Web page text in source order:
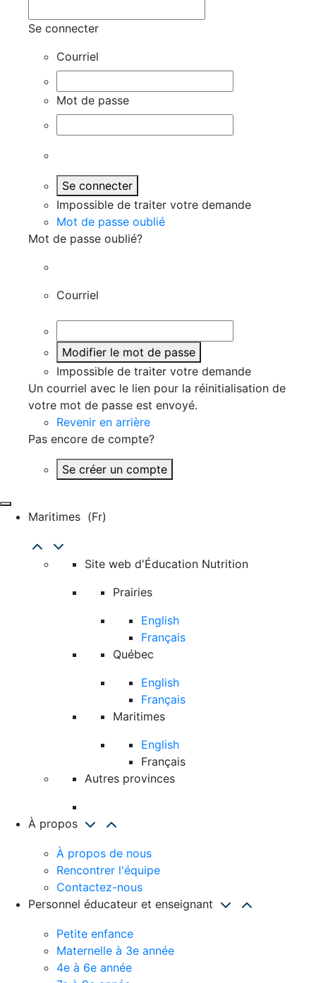
Se connecter
Courriel
Mot de passe
Se connecter
Impossible de traiter votre demande
Mot de passe oublié
Mot de passe oublié?
Courriel
Modifier le mot de passe
Impossible de traiter votre demande
Un courriel avec le lien pour la réinitialisation de
votre mot de passe est envoyé.
Revenir en arrière
Pas encore de compte?
Se créer un compte
Maritimes (fr)
Site web d'Éducation Nutrition
Prairies
English
Français
Québec
English
Français
Maritimes
English
Français
Autres provinces
À propos
À propos de nous
Rencontrer l'équipe
Contactez-nous
Personnel éducateur et enseignant
Petite enfance
Maternelle à 3e année
4e à 6e année